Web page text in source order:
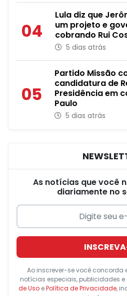
04
Lula diz que
um projeto e
cobrando Rui
5 dias atrás
05
Partido Missão
candidatura de
Presidência em
Paulo
5 dias atrás
As notícias que você
diariamente no
Ao inscrever-se você concorda
notícias especiais, publicidades e
de UsoePolítica de Privacidade,